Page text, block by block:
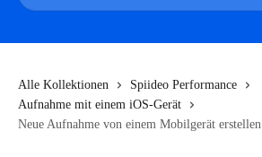
Alle Kollektionen
Spiideo Performance
Aufnahme mit einem iOS-Gerät
Neue Aufnahme von einem Mobilgerät erstellen